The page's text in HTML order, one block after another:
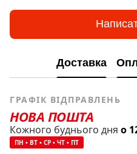
Доставка
ГРАФІК ВІДПРАВЛЕНЬ
НОВА ПОШТА
Кожного буднього дня о
ПН • ВТ • СР • ЧТ • ПТ